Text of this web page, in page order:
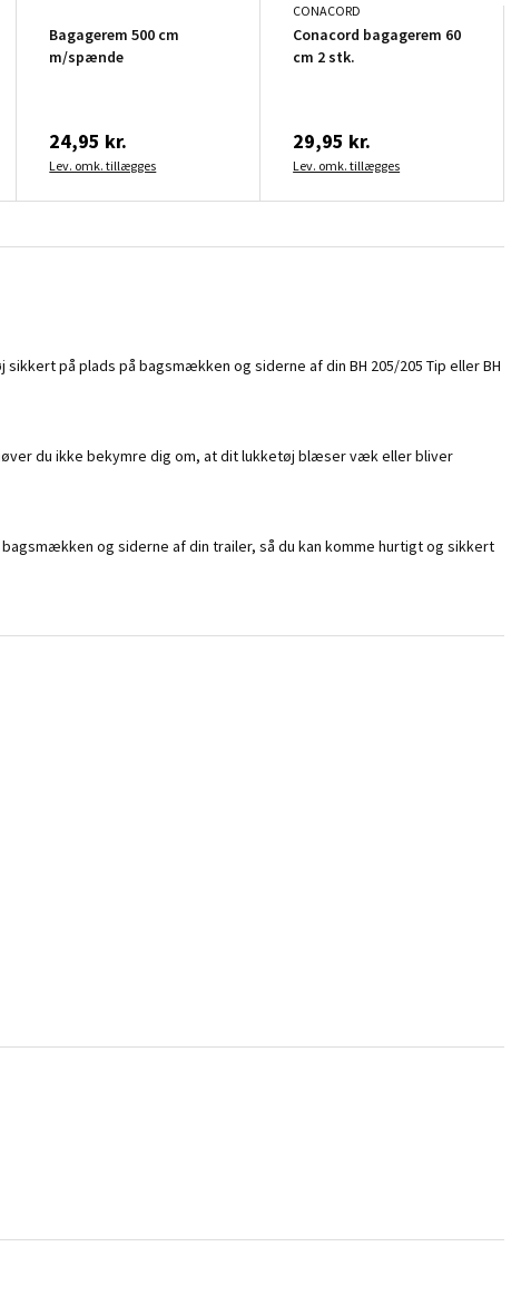
Bagagerem 500 cm
m/spænde
24,95 kr.
Lev. omk. tillægges
CONACORD
Conacord bagagerem 60
cm 2 stk.
29,95 kr.
Lev. omk. tillægges
på plads på bagsmækken og siderne af din BH 205/205 Tip eller BH
du ikke bekymre dig om, at dit lukketøj blæser væk eller bliver
og siderne af din trailer, så du kan komme hurtigt og sikkert